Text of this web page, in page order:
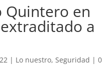
Quintero en
a
| Lo nuestro,Seguridad |0